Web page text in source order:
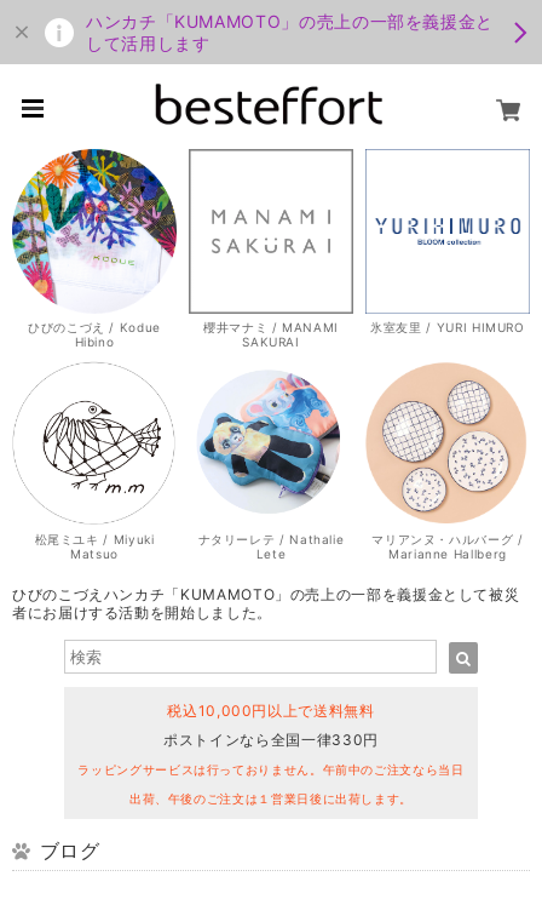
ハンカチ「KUMAMOTO」の売上の一部を義援金と
して活用します
ひびのこづえ / Kodue
Hibino
櫻井マナミ / MANAMI
SAKURAI
氷室友里 / YURI HIMURO
松尾ミユキ / Miyuki
Matsuo
ナタリーレテ / Nathalie
Lete
マリアンヌ・ハルバーグ /
Marianne Hallberg
ひびのこづえハンカチ「KUMAMOTO」の売上の一部を義援金として被災
者にお届けする活動を開始しました。
税込10,000円以上で送料無料
ポストインなら全国一律330円
ラッピングサービスは行っておりません。午前中のご注文なら当日
出荷、午後のご注文は１営業日後に出荷します。
ブログ